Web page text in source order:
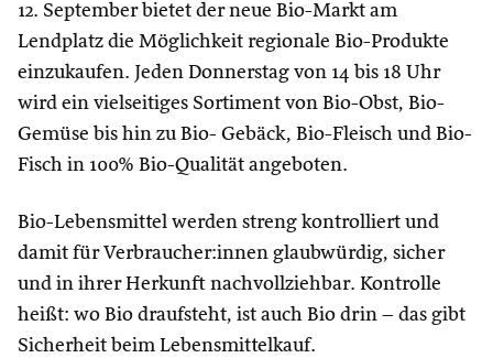
12. September bietet der neue Bio-Markt am
Lendplatz die Möglichkeit regionale Bio-Produkte
einzukaufen. Jeden Donnerstag von 14 bis 18 Uhr
wird ein vielseitiges Sortiment von Bio-Obst, Bio-
Gemüse bis hin zu Bio- Gebäck, Bio-Fleisch und Bio-
Fisch in 100% Bio-Qualität angeboten.
Bio-Lebensmittel werden streng kontrolliert und
damit für Verbraucher:innen glaubwürdig, sicher
und in ihrer Herkunft nachvollziehbar. Kontrolle
heißt: wo Bio draufsteht, ist auch Bio drin – das gibt
Sicherheit beim Lebensmittelkauf.